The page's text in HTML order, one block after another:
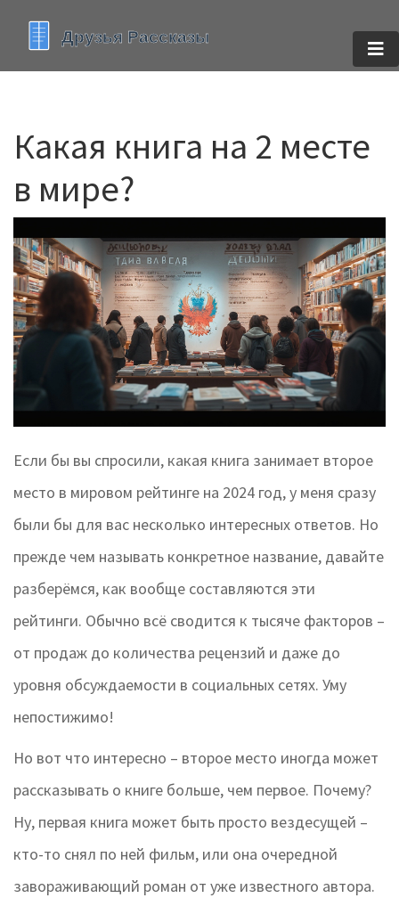
Какая книга на 2 месте
в мире?
Если бы вы спросили, какая книга занимает второе
место в мировом рейтинге на 2024 год, у меня сразу
были бы для вас несколько интересных ответов. Но
прежде чем называть конкретное название, давайте
разберёмся, как вообще составляются эти
рейтинги. Обычно всё сводится к тысяче факторов –
от продаж до количества рецензий и даже до
уровня обсуждаемости в социальных сетях. Уму
непостижимо!
Но вот что интересно – второе место иногда может
рассказывать о книге больше, чем первое. Почему?
Ну, первая книга может быть просто вездесущей –
кто-то снял по ней фильм, или она очередной
завораживающий роман от уже известного автора.